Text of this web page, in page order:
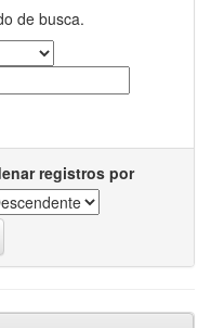
de busca.
registros por